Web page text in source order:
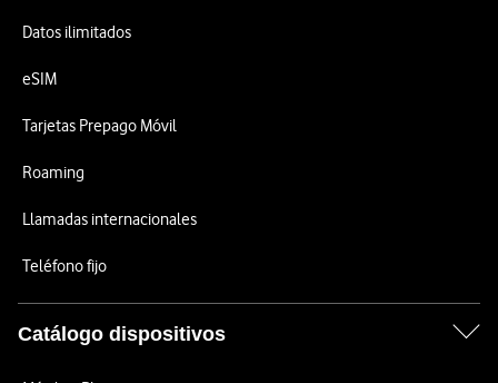
Datos ilimitados
eSIM
Tarjetas Prepago Móvil
Roaming
Llamadas internacionales
Teléfono fijo
Catálogo dispositivos